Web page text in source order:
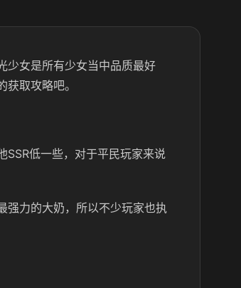
少女是所有少女当中品质最好
取攻略吧。
SSR低一些，对于平民玩家来说
强力的大奶，所以不少玩家也执